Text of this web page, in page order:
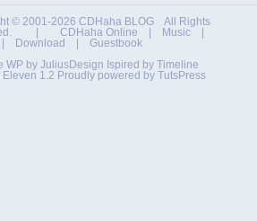
© 2001-2026 CDHaha BLOG All Rights
| CDHaha Online Music
Download
Guestbook
WP by JuliusDesign Ispired by Timeline
Eleven 1.2 Proudly powered by TutsPress